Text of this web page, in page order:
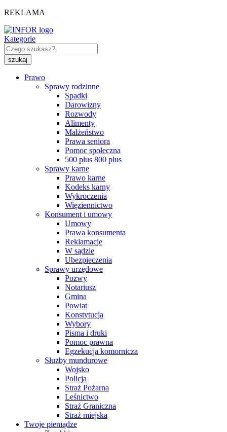
REKLAMA
Kategorie
Prawo
Sprawy rodzinne
Spadki
Darowizny
Rozwody
Alimenty
Małżeństwo
Prawa seniora
Pomoc społeczna
500 plus 800 plus
Sprawy karne
Prawo karne
Kodeks karny
Wykroczenia
Więziennictwo
Konsument i umowy
Umowy
Prawa konsumenta
Reklamacje
W sądzie
Ubezpieczenia
Sprawy urzędowe
Pozwy
Notariusz
Gmina
Powiat
Konstytucja
Wybory
Pisma i druki
Pomoc prawna
Egzekucja komornicza
Służby mundurowe
Wojsko
Policja
Straż Pożarna
Leśnictwo
Straż Graniczna
Straż miejska
Twoje pieniądze